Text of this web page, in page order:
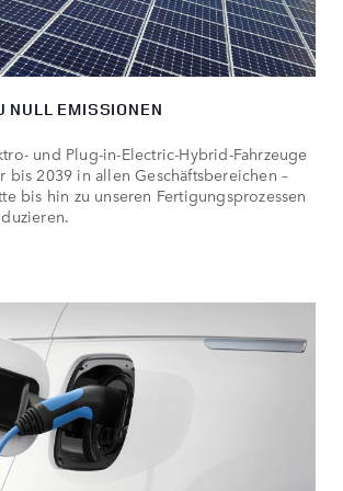
NULL EMISSIONEN
und Plug-in-Electric-Hybrid-Fahrzeuge
bis 2039 in allen Geschäftsbereichen –
bis hin zu unseren Fertigungsprozessen